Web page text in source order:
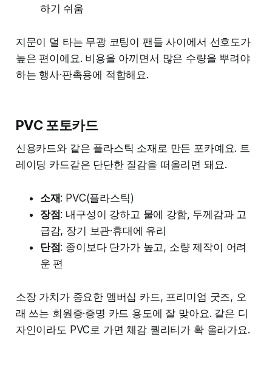
하기 쉬움
지문이 덜 타는 무광 코팅이 팬들 사이에서 선호도가
높은 편이에요. 비용을 아끼면서 많은 수량을 뿌려야
하는 행사·판촉용에 적합해요.
PVC 포토카드
신용카드와 같은 플라스틱 소재로 만든 포카예요. 트
레이딩 카드같은 단단한 질감을 떠올리면 돼요.
소재: PVC(플라스틱)
장점: 내구성이 강하고 물에 강함, 두께감과 고
급감, 장기 보관·휴대에 유리
단점: 종이보다 단가가 높고, 소량 제작이 어려
운 편
소장 가치가 중요한 멤버십 카드, 프리미엄 굿즈, 오
래 쓰는 회원증·증명 카드 용도에 잘 맞아요. 같은 디
자인이라도 PVC로 가면 체감 퀄리티가 확 올라가요.